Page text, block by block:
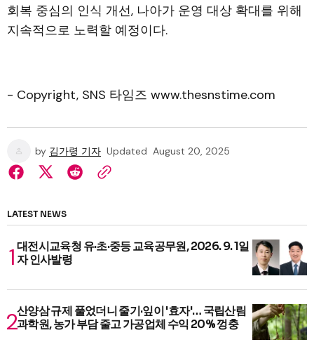
회복 중심의 인식 개선, 나아가 운영 대상 확대를 위해
지속적으로 노력할 예정이다.
- Copyright, SNS 타임즈 www.thesnstime.com
by 김가령 기자 Updated August 20, 2025
LATEST NEWS
대전시교육청 유·초·중등 교육공무원, 2026. 9. 1일
자 인사발령
산양삼 규제 풀었더니 줄기·잎이 '효자'… 국립산림
과학원, 농가 부담 줄고 가공업체 수익 20% 껑충